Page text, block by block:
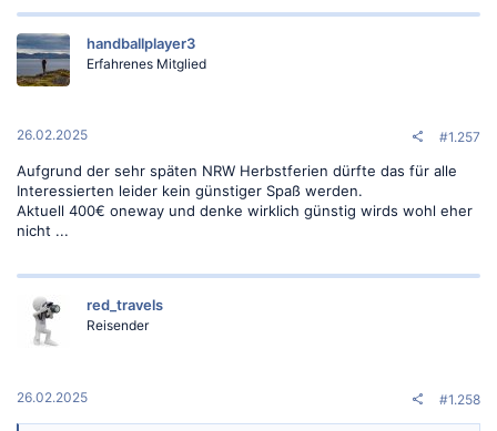
handballplayer3
Erfahrenes Mitglied
26.02.2025 #1.257
Aufgrund der sehr späten NRW Herbstferien dürfte das für alle
Interessierten leider kein günstiger Spaß werden.
Aktuell 400€ oneway und denke wirklich günstig wirds wohl eher
nicht ...
red_travels
Reisender
26.02.2025 #1.258